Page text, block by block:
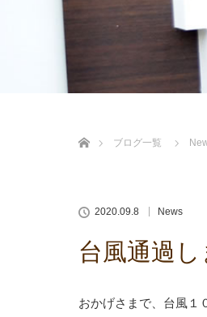
ブログ一覧
2020.09.8 News
台風通過し
おかげさまで、台風１